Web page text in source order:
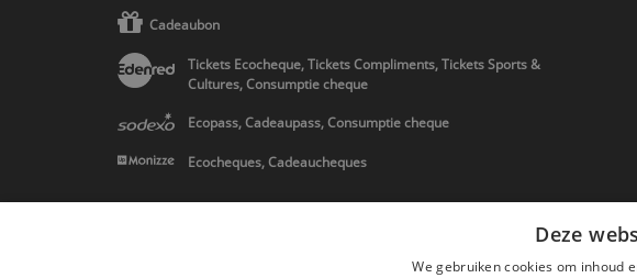
Cadeaubon
Tickets Ecocheque, Tickets Compliments, Tickets Sports &
Cultures, Consumptie cheque
Ecopass, Cadeaupass, Consumptie cheque
Ecocheques, Cadeaucheques
Deze
We gebruiken cookies om inhoud